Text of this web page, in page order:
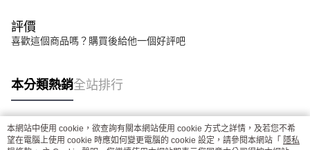
評價
喜歡這個商品嗎？購買後給他一個好評吧
本分類熱銷全站排行
熱門標籤
本網站中使用 cookie，欲查詢有關本網站使用 cookie 方式之詳情，及若您不希
望在電腦上使用 cookie 時應如何變更電腦的 cookie 設定，請參閱本網站「 隱私